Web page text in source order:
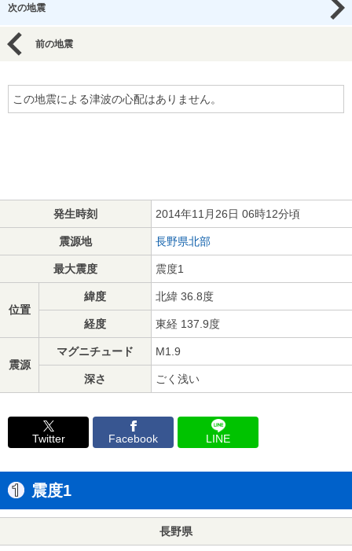
次の地震
前の地震
この地震による津波の心配はありません。
発生時刻 2014年11月26日 06時12分頃
震源地 長野県北部
最大震度 震度1
位置
緯度 北緯 36.8度
経度 東経 137.9度
震源
マグニチュード M1.9
深さ ごく浅い
Twitter Facebook LINE
震度1
長野県